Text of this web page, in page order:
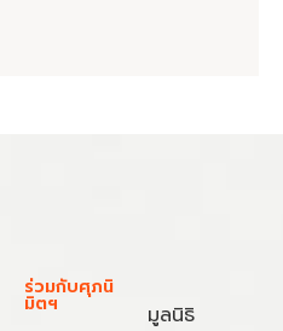
ร่วมกับศุภนิ
มิตฯ
มูลนิธิ